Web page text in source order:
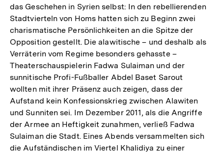
das Geschehen in Syrien selbst: In den rebellierenden
Stadtvierteln von Homs hatten sich zu Beginn zwei
charismatische Persönlichkeiten an die Spitze der
Opposition gestellt. Die alawitische – und deshalb als
Verräterin vom Regime besonders gehasste –
Theaterschauspielerin Fadwa Sulaiman und der
sunnitische Profi-Fußballer Abdel Baset Sarout
wollten mit ihrer Präsenz auch zeigen, dass der
Aufstand kein Konfessionskrieg zwischen Alawiten
und Sunniten sei. Im Dezember 2011, als die Angriffe
der Armee an Heftigkeit zunahmen, verließ Fadwa
Sulaiman die Stadt. Eines Abends versammelten sich
die Aufständischen im Viertel Khalidiya zu einer